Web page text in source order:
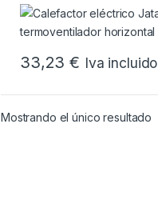
33,23€ Iva incluido
Mostrando el único resultado